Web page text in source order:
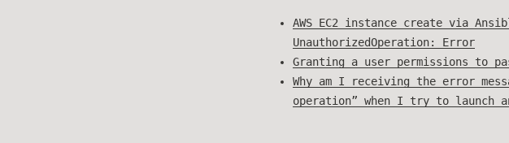
AWS EC2 instance create via
UnauthorizedOperation: Error
Granting a user permissions to
Why am I receiving the error
operation” when I try to launch